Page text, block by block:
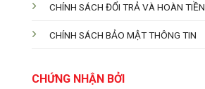
CHÍNH SÁCH ĐỔI TRẢ VÀ HOÀN TIỀN
CHÍNH SÁCH BẢO MẬT THÔNG TIN
CHỨNG NHẬN BỞI